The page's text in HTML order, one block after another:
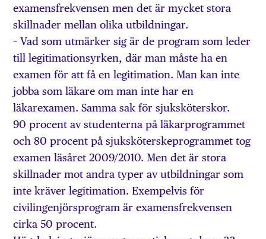
examensfrekvensen men det är mycket stora
skillnader mellan olika utbildningar.
– Vad som utmärker sig är de program som leder
till legitimationsyrken, där man måste ha en
examen för att få en legitimation. Man kan inte
jobba som läkare om man inte har en
läkarexamen. Samma sak för sjuksköterskor.
90 procent av studenterna på läkarprogrammet
och 80 procent på sjuksköterskeprogrammet tog
examen läsåret 2009/2010. Men det är stora
skillnader mot andra typer av utbildningar som
inte kräver legitimation. Exempelvis för
civilingenjörsprogram är examensfrekvensen
cirka 50 procent.